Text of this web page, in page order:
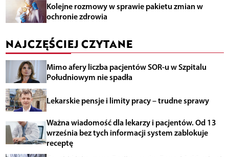
Kolejne rozmowy w sprawie pakietu zmian w
ochronie zdrowia
NAJCZĘŚCIEJ CZYTANE
Mimo afery liczba pacjentów SOR-u w Szpitalu
Południowym nie spadła
Lekarskie pensje i limity pracy – trudne sprawy
Ważna wiadomość dla lekarzy i pacjentów. Od 13
września bez tych informacji system zablokuje
receptę